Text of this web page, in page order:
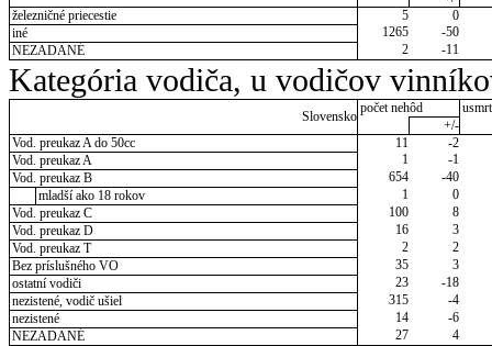
železničné priecestie
5
0
iné
1265
-50
NEZADANÉ
2 -11
Kategória vodiča, u vodičov
Slovensko
počet nehôd
+/-
Vod. preukaz A do 50cc
11
-2
Vod. preukaz A
1
-1
Vod. preukaz B
654
-40
mladší ako 18 rokov
1
0
Vod. preukaz C
100
8
Vod. preukaz D
16
3
Vod. preukaz T
2
2
Bez príslušného VO
35
3
ostatní vodiči
23
-18
nezistené, vodič ušiel
315
-4
nezistené
14
-6
NEZADANÉ
27 4